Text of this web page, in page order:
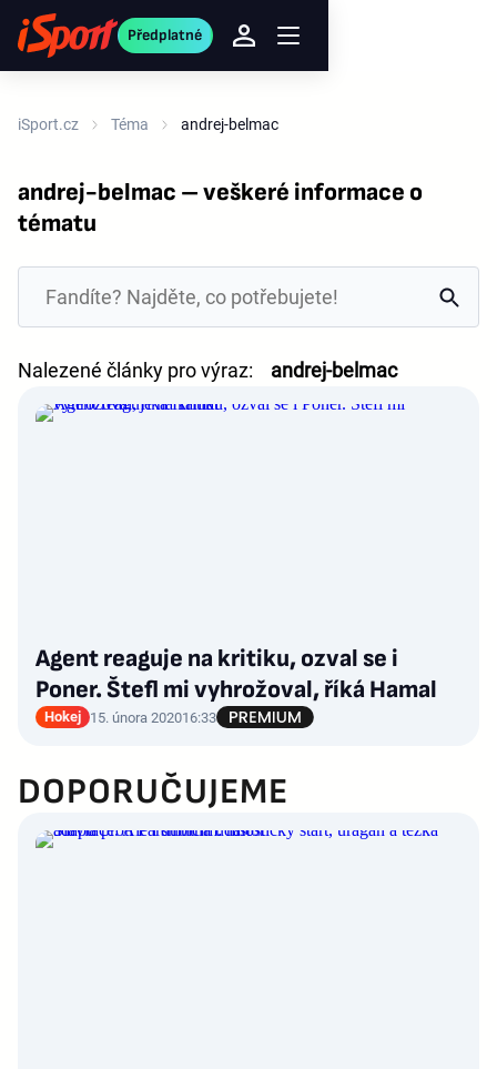
Předplatné
iSport.cz Téma andrej-belmac
andrej-belmac – veškeré informace o
tématu
Nalezené články pro výraz: andrej-belmac
Agent reaguje na kritiku, ozval se i
Poner. Štefl mi vyhrožoval, říká Hamal
Hokej 15. února 202016:33
DOPORUČUJEME